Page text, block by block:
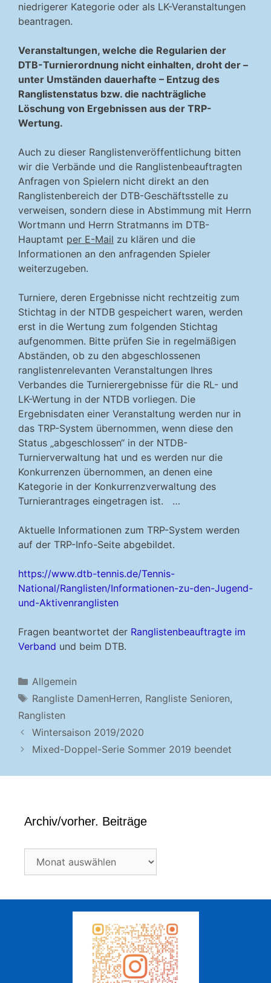
niedrigerer Kategorie oder als LK-Veranstaltungen
beantragen.
Veranstaltungen, welche die Regularien der
DTB-Turnierordnung nicht einhalten, droht der –
unter Umständen dauerhafte – Entzug des
Ranglistenstatus bzw. die nachträgliche
Löschung von Ergebnissen aus der TRP-
Wertung.
Auch zu dieser Ranglistenveröffentlichung bitten
wir die Verbände und die Ranglistenbeauftragten
Anfragen von Spielern nicht direkt an den
Ranglistenbereich der DTB-Geschäftsstelle zu
verweisen, sondern diese in Abstimmung mit Herrn
Wortmann und Herrn Stratmanns im DTB-
Hauptamt per E-Mail zu klären und die
Informationen an den anfragenden Spieler
weiterzugeben.
Turniere, deren Ergebnisse nicht rechtzeitig zum
Stichtag in der NTDB gespeichert waren, werden
erst in die Wertung zum folgenden Stichtag
aufgenommen. Bitte prüfen Sie in regelmäßigen
Abständen, ob zu den abgeschlossenen
ranglistenrelevanten Veranstaltungen Ihres
Verbandes die Turnierergebnisse für die RL- und
LK-Wertung in der NTDB vorliegen. Die
Ergebnisdaten einer Veranstaltung werden nur in
das TRP-System übernommen, wenn diese den
Status „abgeschlossen“ in der NTDB-
Turnierverwaltung hat und es werden nur die
Konkurrenzen übernommen, an denen eine
Kategorie in der Konkurrenzverwaltung des
Turnierantrages eingetragen ist. …
Aktuelle Informationen zum TRP-System werden
auf der TRP-Info-Seite abgebildet.
https://www.dtb-tennis.de/Tennis-
National/Ranglisten/Informationen-zu-den-Jugend-
und-Aktivenranglisten
Fragen beantwortet der Ranglistenbeauftragte im
Verband und beim DTB.
Kategorien
Allgemein
Schlagwörter
Rangliste DamenHerren, Rangliste Senioren,
Ranglisten
Wintersaison 2019/2020
Mixed-Doppel-Serie Sommer 2019 beendet
Archiv/vorher. Beiträge
Archiv/vorher.